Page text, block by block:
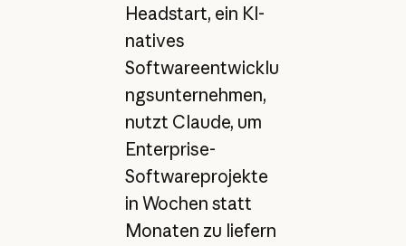
Headstart, ein KI-
natives
Softwareentwicklu
ngsunternehmen,
nutzt Claude, um
Enterprise-
Softwareprojekte
in Wochen statt
Monaten zu liefern